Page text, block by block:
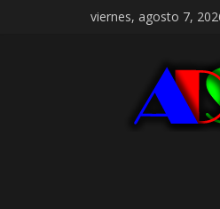
viernes, agosto 7,